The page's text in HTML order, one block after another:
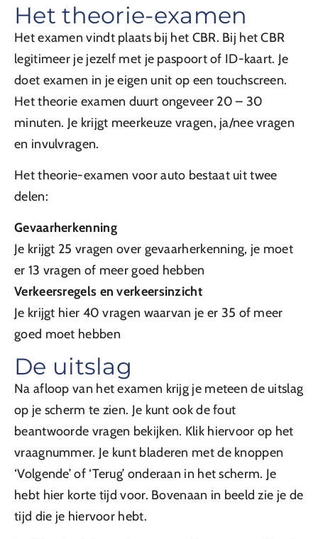
Het theorie-examen
Het examen vindt plaats bij het CBR. Bij het CBR
legitimeer je jezelf met je paspoort of ID-kaart. Je
doet examen in je eigen unit op een touchscreen.
Het theorie examen duurt ongeveer 20 – 30
minuten. Je krijgt meerkeuze vragen, ja/nee vragen
en invulvragen.
Het theorie-examen voor auto bestaat uit twee
delen:
Gevaarherkenning
Je krijgt 25 vragen over gevaarherkenning, je moet
er 13 vragen of meer goed hebben
Verkeersregels en verkeersinzicht
Je krijgt hier 40 vragen waarvan je er 35 of meer
goed moet hebben
De uitslag
Na afloop van het examen krijg je meteen de uitslag
op je scherm te zien. Je kunt ook de fout
beantwoorde vragen bekijken. Klik hiervoor op het
vraagnummer. Je kunt bladeren met de knoppen
‘Volgende’ of ‘Terug’ onderaan in het scherm. Je
hebt hier korte tijd voor. Bovenaan in beeld zie je de
tijd die je hiervoor hebt.